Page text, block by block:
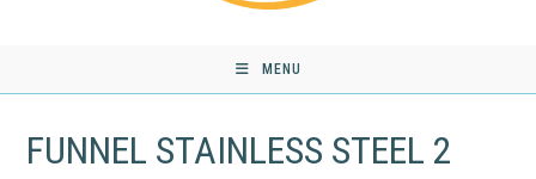
MENU
FUNNEL STAINLESS STEEL 2